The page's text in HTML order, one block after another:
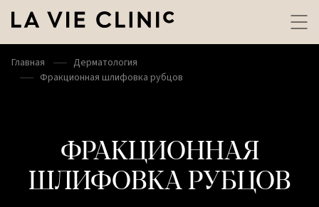
Главная
Дерматология
Фракционная шлифовка рубцов
ФРАКЦИОННАЯ
ШЛИФОВКА РУБЦОВ